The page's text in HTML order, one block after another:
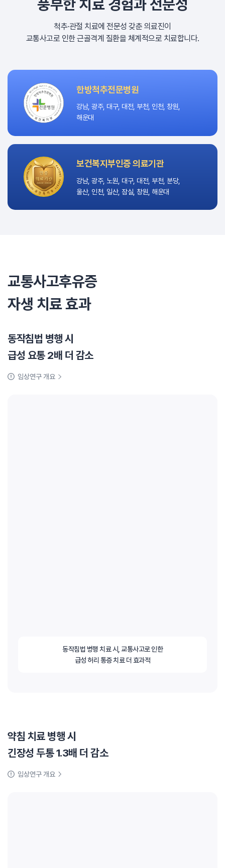
풍부한 치료 경험과 전문성
척추·관절 치료에 전문성 갖춘 의료진이
교통사고로 인한 근골격계 질환을 체계적으로 치료합니다.
한방척추전문병원
강남, 광주, 대구, 대전, 부천, 인천, 창원,
해운대
보건복지부인증 의료기관
강남, 광주, 노원, 대구, 대전, 부천, 분당,
울산, 인천, 일산, 잠실, 창원, 해운대
교통사고후유증
자생 치료 효과
동작침법 병행 시
급성 요통 2배 더 감소
임상연구 개요
동작침법 병행 치료 시, 교통사고로 인한
급성 허리 통증 치료 더 효과적
약침 치료 병행 시
긴장성 두통 1.3배 더 감소
임상연구 개요